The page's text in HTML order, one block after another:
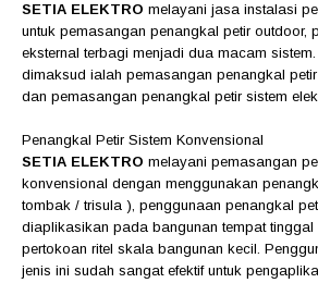
SETIA ELEKTRO melayani jasa instalasi
untuk pemasangan penangkal petir outdoor,
eksternal terbagi menjadi dua macam
dimaksud ialah pemasangan penangkal
dan pemasangan penangkal petir sistem
Penangkal Petir Sistem Konvensional
SETIA ELEKTRO melayani pemasangan
konvensional dengan menggunakan
tombak / trisula ), penggunaan penangkal
diaplikasikan pada bangunan tempat tinggal
pertokoan ritel skala bangunan kecil.
jenis ini sudah sangat efektif untuk